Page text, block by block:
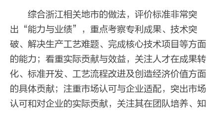
综合浙江相关地市的做法，评价标准非常突
出“能力与业绩”，重点考察专利成果、技术突
破、解决生产工艺难题、完成核心技术项目等方面
的能力；看重实际贡献与效益，关注人才在成果转
化、标准开发、工艺流程改进及创造经济价值方面
的具体贡献；注重市场认可与企业适配，突出市场
认可和对企业的实际贡献，关注其在团队培养、知